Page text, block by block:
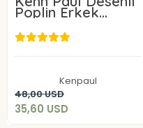
Poplin Erkek
Boxer 6 Adet
Kenpaul
48,00 USD
35,60 USD
Sepete Ekle